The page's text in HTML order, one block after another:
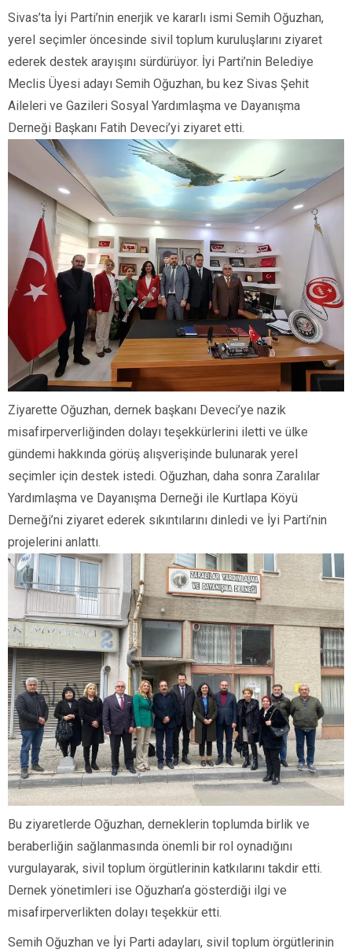
Sivas’ta İyi Parti’nin enerjik ve kararlı ismi Semih Oğuzhan,
yerel seçimler öncesinde sivil toplum kuruluşlarını ziyaret
ederek destek arayışını sürdürüyor. İyi Parti’nin Belediye
Meclis Üyesi adayı Semih Oğuzhan, bu kez Sivas Şehit
Aileleri ve Gazileri Sosyal Yardımlaşma ve Dayanışma
Derneği Başkanı Fatih Deveci’yi ziyaret etti.
Ziyarette Oğuzhan, dernek başkanı Deveci’ye nazik
misafirperverliğinden dolayı teşekkürlerini iletti ve ülke
gündemi hakkında görüş alışverişinde bulunarak yerel
seçimler için destek istedi. Oğuzhan, daha sonra Zaralılar
Yardımlaşma ve Dayanışma Derneği ile Kurtlapa Köyü
Derneği’ni ziyaret ederek sıkıntılarını dinledi ve İyi Parti’nin
projelerini anlattı.
Bu ziyaretlerde Oğuzhan, derneklerin toplumda birlik ve
beraberliğin sağlanmasında önemli bir rol oynadığını
vurgulayarak, sivil toplum örgütlerinin katkılarını takdir etti.
Dernek yönetimleri ise Oğuzhan’a gösterdiği ilgi ve
misafirperverlikten dolayı teşekkür etti.
Semih Oğuzhan ve İyi Parti adayları, sivil toplum örgütlerinin